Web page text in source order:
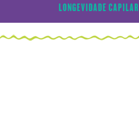
LONGEVIDADE CAPILAR